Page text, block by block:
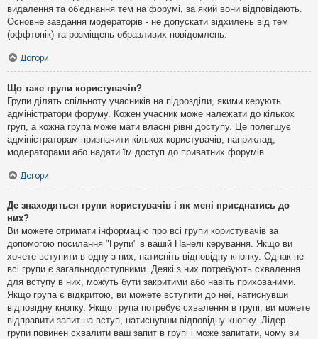
видалення та об'єднання тем на форумі, за який вони відповідають.
Основне завдання модераторів - не допускати відхилень від тем
(оффтопік) та розміщень образливих повідомлень.
Догори
Що таке групи користувачів?
Групи ділять спільноту учасників на підрозділи, якими керують
адміністратори форуму. Кожен учасник може належати до кількох
груп, а кожна група може мати власні рівні доступу. Це полегшує
адміністраторам призначити кількох користувачів, наприклад,
модераторами або надати їм доступ до приватних форумів.
Догори
Де знаходяться групи користувачів і як мені приєднатись до
них?
Ви можете отримати інформацію про всі групи користувачів за
допомогою посилання "Групи" в вашій Панелі керування. Якщо ви
хочете вступити в одну з них, натисніть відповідну кнопку. Однак не
всі групи є загальнодоступними. Деякі з них потребують схвалення
для вступу в них, можуть бути закритими або навіть прихованими.
Якщо група є відкритою, ви можете вступити до неї, натиснувши
відповідну кнопку. Якщо група потребує схвалення в групі, ви можете
відправити запит на вступ, натиснувши відповідну кнопку. Лідер
групи повинен схвалити ваш запит в групі і може запитати, чому ви